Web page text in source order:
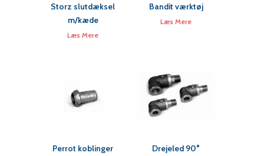
Storz slutdæksel
m/kæde
Læs Mere
Bandit værktøj
Læs Mere
Perrot koblinger Drejeled 90°